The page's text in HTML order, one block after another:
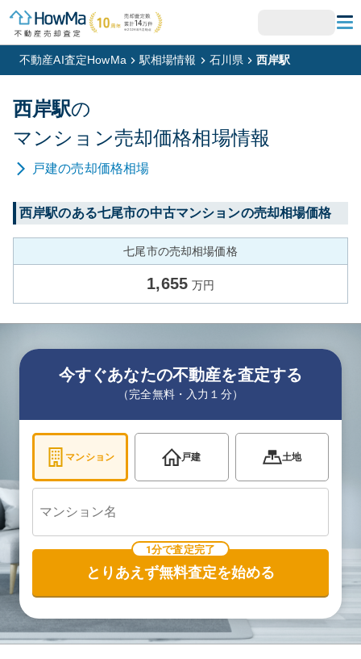
不動産AI査定HowMa 駅相場情報 石川県 西岸駅
西岸駅の
マンション売却価格相場情報
戸建の売却価格相場
西岸駅のある七尾市の中古マンションの売却相場価格
七尾市の売却相場価格
1,655 万円
今すぐあなたの不動産を査定する
（完全無料・入力１分）
マンション 戸建 土地
1分で査定完了
とりあえず無料査定を始める